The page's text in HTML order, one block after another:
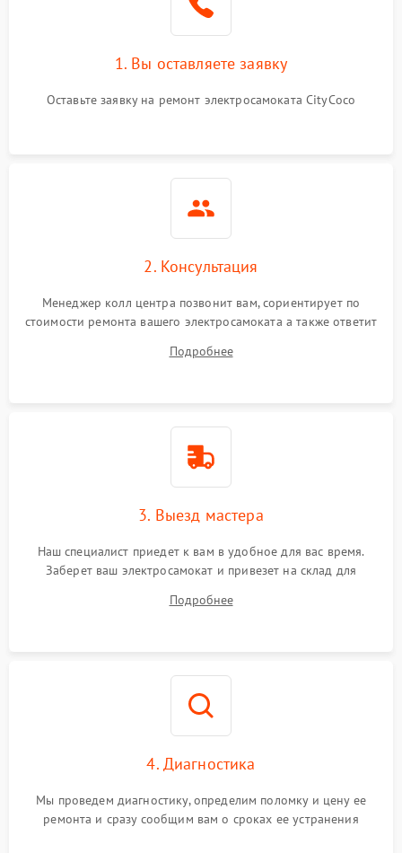
1. Вы оставляете заявку
Оставьте заявку на ремонт электросамоката CityCoco
2. Консультация
Менеджер колл центра позвонит вам, сориентирует по
стоимости ремонта вашего электросамоката а также ответит
Подробнее
3. Выезд мастера
Наш специалист приедет к вам в удобное для вас время.
Заберет ваш электросамокат и привезет на склад для
Подробнее
4. Диагностика
Мы проведем диагностику, определим поломку и цену ее
ремонта и сразу сообщим вам о сроках ее устранения